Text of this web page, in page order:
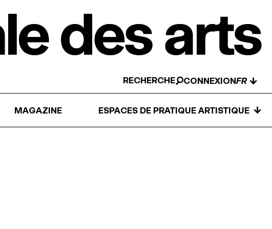
RECHERCHE CONNEXION ↓
MAGAZINE ESPACES DE PRATIQUE ARTISTIQUE ↓